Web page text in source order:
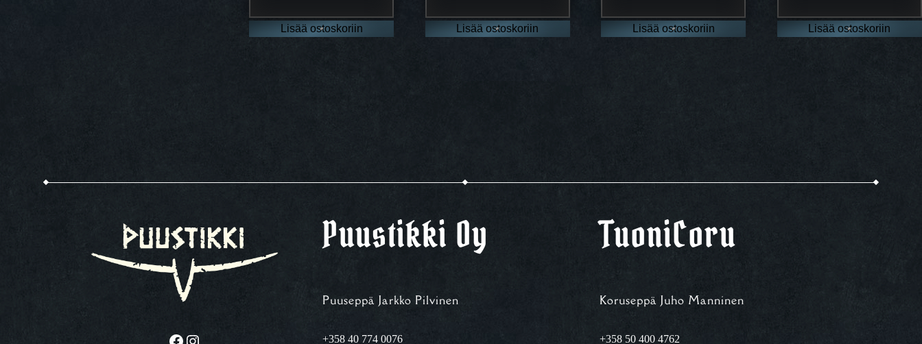
Lisää ostoskoriin Lisää ostoskoriin Lisää ostoskoriin Lisää ostoskoriin
Puustikki Oy
Puuseppä Jarkko Pilvinen
+358 40 774 0076
TuoniCoru
Koruseppä Juho Manninen
+358 50 400 4762